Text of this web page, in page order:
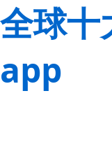
全球十
app